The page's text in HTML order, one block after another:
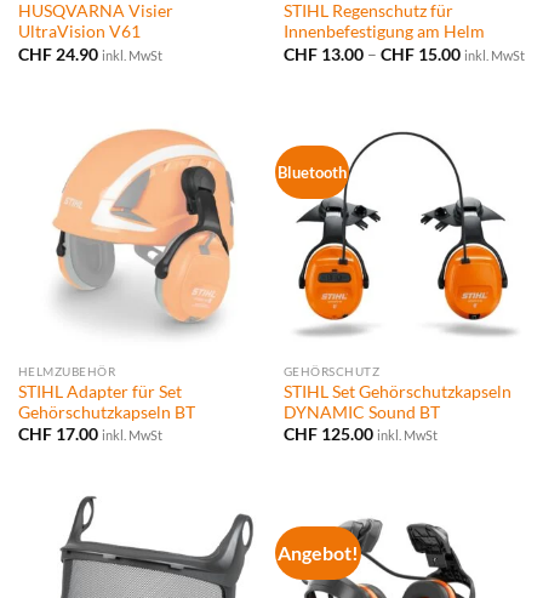
HUSQVARNA Visier
UltraVision V61
CHF24.90 inkl. MwSt
STIHL Regenschutz für
Innenbefestigung am Helm
CHF13.00 – CHF15.00 inkl. MwSt
HELMZUBEHÖR
STIHL Adapter für Set
Gehörschutzkapseln BT
CHF17.00 inkl. MwSt
Bluetooth
GEHÖRSCHUTZ
STIHL Set Gehörschutzkapseln
DYNAMIC Sound BT
CHF125.00 inkl. MwSt
Angebot!